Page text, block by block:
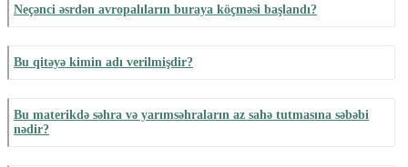
Neçənci əsrdən avropalıların buraya köçməsi başlandı?
Bu qitəyə kimin adı verilmişdir?
Bu materikdə səhra və yarımsəhraların az sahə tutmasına səbəbi
nədir?